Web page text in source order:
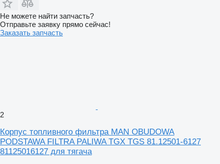
Не можете найти запчасть?
Отправьте заявку прямо сейчас!
Заказать запчасть
2
Корпус топливного фильтра MAN OBUDOWA
PODSTAWA FILTRA PALIWA TGX TGS 81.12501-6127
81125016127 для тягача